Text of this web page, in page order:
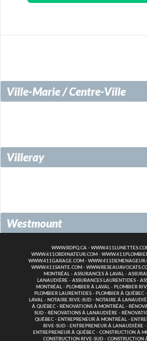
Ville-Marie / Centre-Ville
Villeray
Westmount
WWW.RDPQ.CA-
WWW.411ORDINATEUR.COM -
WWW.411GARAGE.COM -
WWW.411SANTE.COM -
MONTRÉAL - ASSURANCES À LAVAL -
LANAUDIÈRE - ASSURANCES LAURENTIDES -
MONTRÉAL - PLOMBIER À LAVAL - PLOMBIER
PLOMBIER LAURENTIDES - PLOMBIER À QUÉBEC -
LAVAL- NOTAIRE RIVE-SUD- NOTAIRE À
À QUÉBEC- RÉNOVATIONS À MONTRÉAL-
SUD - RÉNOVATIONS À LANAUDIÈRE -
QUÉBEC - ENTREPRENEUR À MONTRÉAL -
RIVE-SUD - ENTREPRENEUR À LANAUDIÈRE -
ENTREPRENEUR À QUÉBEC - CONSTRUCTION À
CONSTRUCTION RIVE-SUD - CONSTRUCTION